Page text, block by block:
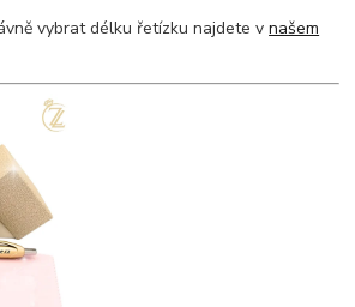
vybrat délku řetízku najdete vnašem